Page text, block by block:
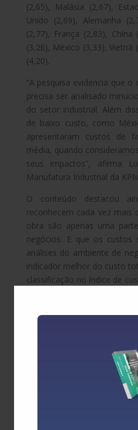
(2,65), Malásia (2,67),
Unido (2,69), Alemanha
(2,77), França (2,83), China
(3,26), México (3,33), Vietnã
(4,20).
“A pesquisa evidencia que
precisa ser analisado
do setor industrial. Além
de baixo custo, como
apresentaram custos de
média, quando
seus impactos”, afirma
Manufatura Industrial da
O conteúdo destacou
reconhecem cada vez
obra são apenas uma
negócios. E que os custos
análises do ambiente de
indicador melhor do custo
classificação no índice de
classificação geral, apenas
“Como os principais fatores
em dólares americanos, os
afetados pela força